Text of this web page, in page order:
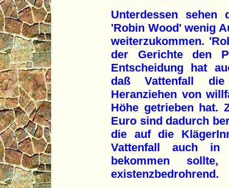
Unterdessen sehen
'Robin Wood' wenig
weiterzukommen.
der Gerichte den
Entscheidung hat
daß Vattenfall
Heranziehen von
Höhe getrieben hat.
Euro sind dadurch
die auf die
Vattenfall auch in
bekommen
existenzbedrohrend.